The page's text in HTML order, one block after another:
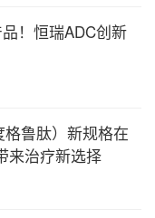
接持有的公司均
出于方便的目
公司的统称或代
实际意义、不涉
。
！恒瑞ADC创新
鲁肽）新规格在
来治疗新选择